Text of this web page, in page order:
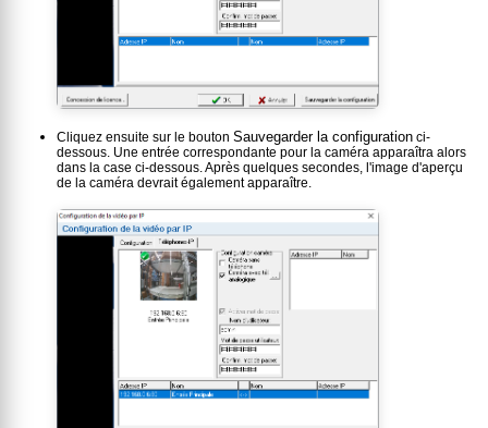
Cliquez ensuite sur le boutonSauvegarder la configuration ci-
dessous. Une entrée correspondante pour la caméra apparaîtra alors
dans la case ci-dessous. Après quelques secondes, l'image d'aperçu
de la caméra devrait également apparaître.